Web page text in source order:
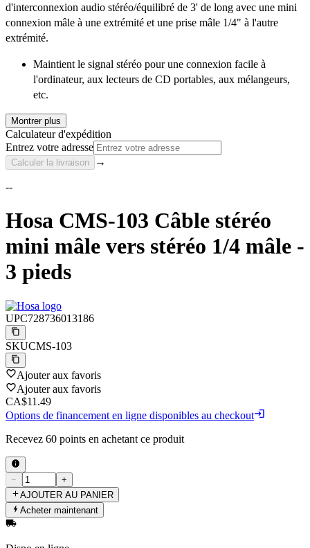
d'interconnexion audio stéréo/équilibré de 3' de long avec une mini
connexion mâle à une extrémité et une prise mâle 1/4" à l'autre
extrémité.
Maintient le signal stéréo pour une connexion facile à
l'ordinateur, aux lecteurs de CD portables, aux mélangeurs,
etc.
Montrer plus
Calculateur d'expédition
Entrez votre adresse
Calculer la livraison →
--
Hosa CMS-103 Câble stéréo
mini mâle vers stéréo 1/4 mâle -
3 pieds
UPC728736013186
SKUCMS-103
Ajouter aux favoris
Ajouter aux favoris
CA$11.49
Options de financement en ligne disponibles au checkout
Recevez 60 points en achetant ce produit
−
+
AJOUTER AU PANIER
Acheter maintenant